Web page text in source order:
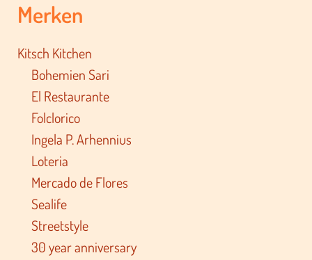
Merken
Kitsch Kitchen
Bohemien Sari
El Restaurante
Folclorico
Ingela P. Arhennius
Loteria
Mercado de Flores
Sealife
Streetstyle
30 year anniversary